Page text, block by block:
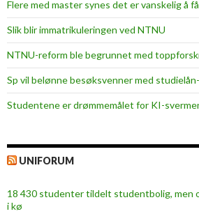
Flere med master synes det er vanskelig å
Slik blir immatrikuleringen ved NTNU
NTNU-reform ble begrunnet med
Sp vil belønne besøksvenner med
Studentene er drømmemålet for KI-
UNIFORUM
18 430 studenter tildelt studentbolig, men
i kø